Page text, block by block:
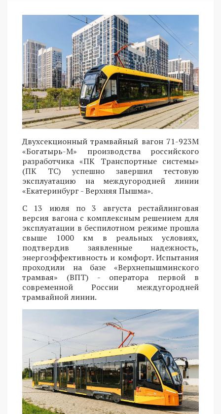
Двухсекционный трамвайный вагон 71-923М
«Богатырь-М» производства российского
разработчика «ПК Транспортные системы»
(ПК ТС) успешно завершил тестовую
эксплуатацию на междугородней линии
«Екатеринбург - Верхняя Пышма».
С 13 июля по 3 августа рестайлинговая
версия вагона с комплексным решением для
эксплуатации в беспилотном режиме прошла
свыше 1000 км в реальных условиях,
подтвердив заявленные надежность,
энергоэффективность и комфорт. Испытания
проходили на базе «Верхнепышминского
трамвая» (ВПТ) - оператора первой в
современной России междугородней
трамвайной линии.